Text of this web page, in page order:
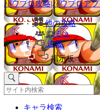
パワプロ攻略|パワプロア
他の攻略
コミュ
速報
掲示板
キャラ検索